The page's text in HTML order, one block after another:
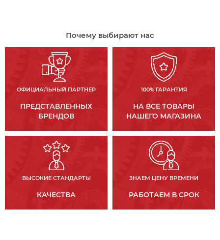
Почему выбирают нас
ОФИЦИАЛЬНЫЙ ПАРТНЕР
ПРЕДСТАВЛЕННЫХ
БРЕНДОВ
100% ГАРАНТИЯ
НА ВСЕ ТОВАРЫ
НАШЕГО МАГАЗИНА
ВЫСОКИЕ СТАНДАРТЫ
КАЧЕСТВА
ЗНАЕМ ЦЕНУ ВРЕМЕНИ
РАБОТАЕМ В СРОК